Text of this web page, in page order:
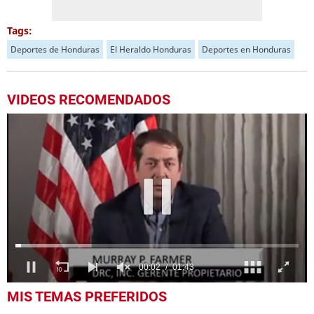
Tags:
Deportes de Honduras El Heraldo Honduras Deportes en Honduras
VIDEOS RECOMENDADOS
seconds
MIS TEMAS PREFERIDOS